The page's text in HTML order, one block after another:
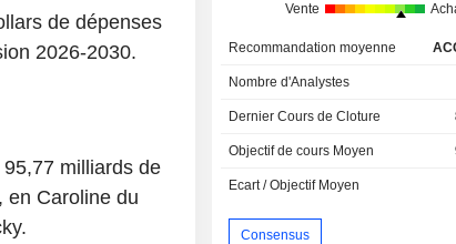
de dépenses
2026-2030.
milliards de
en Caroline du
Vente
Recommandation moyenne
Nombre d'Analystes
Dernier Cours de Cloture
Objectif de cours Moyen
Ecart / Objectif Moyen
Consensus